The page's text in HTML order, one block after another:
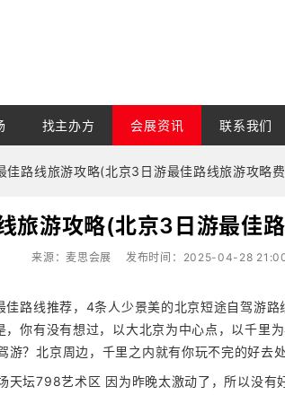
找主办方 会展资讯 联系我们
佳路线旅游攻略(北京3日游最佳路线旅游攻略
旅游攻略(北京3日游最佳
来源：麦思会展 发布时间：2025-04-28
路线推荐，4条人少景美的北京短途自驾游
，你有没有想过，以大北京为中心点，以千里
游？北京周边，千里之内就有你玩不完的好去处
天坛798艺术区 因为昨晚太激动了，所以没有